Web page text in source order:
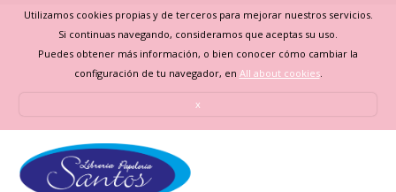
Utilizamos cookies propias y de terceros para mejorar nuestros servicios.
Si continuas navegando, consideramos que aceptas su uso.
Puedes obtener más información, o bien conocer cómo cambiar la
configuración de tu navegador, en All about cookies.
x